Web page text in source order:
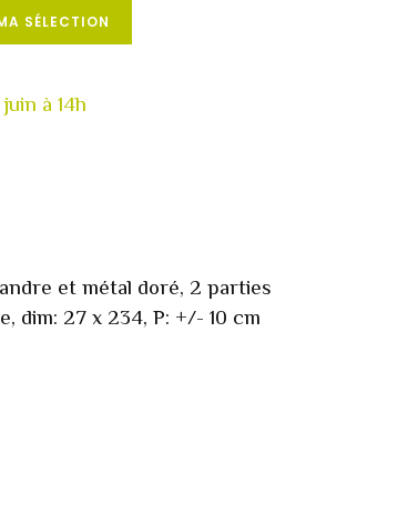
SÉLECTION
et métal doré, 2 parties
dim: 27 x 234, P: +/- 10 cm